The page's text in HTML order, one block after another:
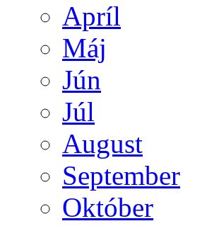
Apríl
Máj
Jún
Júl
August
September
Október